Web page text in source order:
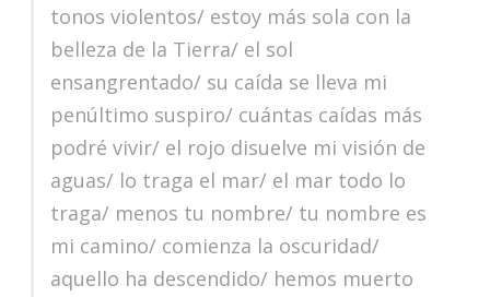
tonos violentos/ estoy más sola con la
belleza de la Tierra/ el sol
ensangrentado/ su caída se lleva mi
penúltimo suspiro/ cuántas caídas más
podré vivir/ el rojo disuelve mi visión de
aguas/ lo traga el mar/ el mar todo lo
traga/ menos tu nombre/ tu nombre es
mi camino/ comienza la oscuridad/
aquello ha descendido/ hemos muerto